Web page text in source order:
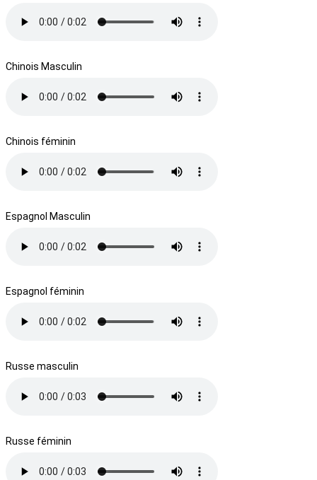
Chinois Masculin
Chinois féminin
Espagnol Masculin
Espagnol féminin
Russe masculin
Russe féminin